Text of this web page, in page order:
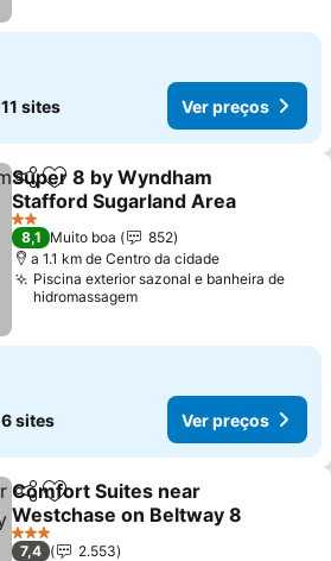
11 sites Ver preços
PartilharAdicionar aos favoritos
Super 8 by Wyndham
Stafford Sugarland Area
Ver preços
2 Estrelas
8,1 Muito boa
852
a 1.1 km de Centro da cidade
Piscina exterior sazonal e banheira de
hidromassagem
6 sites Ver preços
PartilharAdicionar aos favoritos
Comfort Suites near
Westchase on Beltway 8
Ver preços
3 Estrelas
7,4
2.553